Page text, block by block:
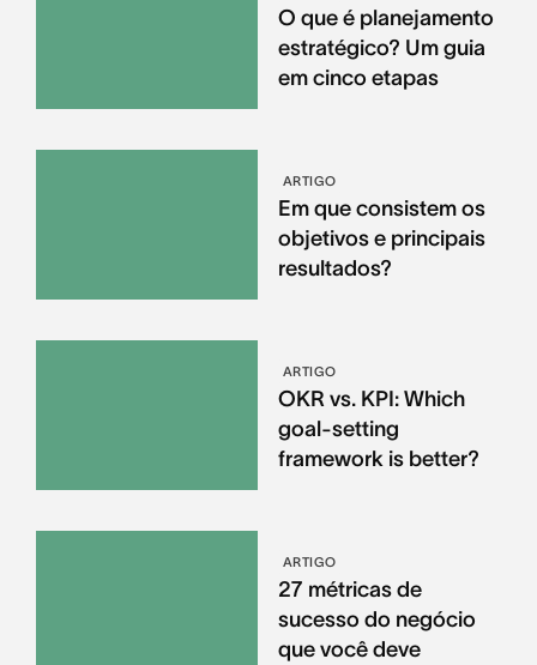
O que é planejamento
estratégico? Um guia
em cinco etapas
ARTIGO
Em que consistem os
objetivos e principais
resultados?
ARTIGO
OKR vs. KPI: Which
goal-setting
framework is better?
ARTIGO
27 métricas de
sucesso do negócio
que você deve